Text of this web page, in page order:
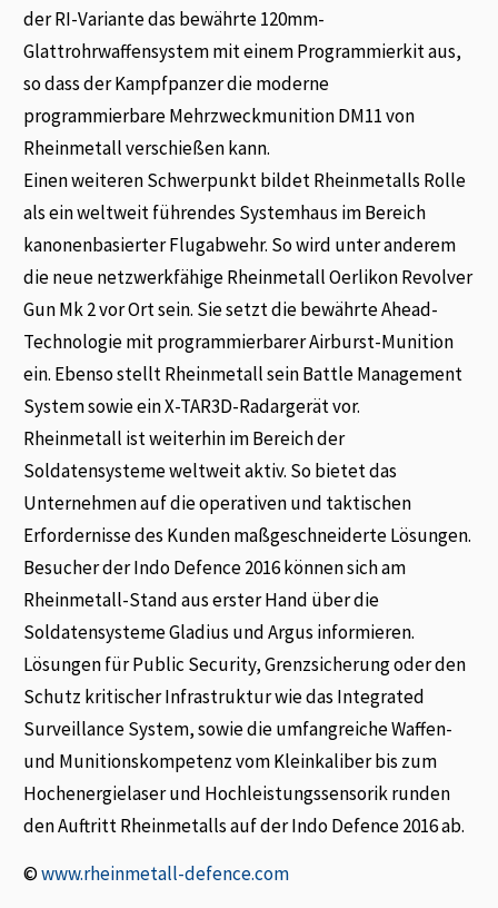
der RI-Variante das bewährte 120mm-
Glattrohrwaffensystem mit einem Programmierkit aus,
so dass der Kampfpanzer die moderne
programmierbare Mehrzweckmunition DM11 von
Rheinmetall verschießen kann.
Einen weiteren Schwerpunkt bildet Rheinmetalls Rolle
als ein weltweit führendes Systemhaus im Bereich
kanonenbasierter Flugabwehr. So wird unter anderem
die neue netzwerkfähige Rheinmetall Oerlikon Revolver
Gun Mk 2 vor Ort sein. Sie setzt die bewährte Ahead-
Technologie mit programmierbarer Airburst-Munition
ein. Ebenso stellt Rheinmetall sein Battle Management
System sowie ein X-TAR3D-Radargerät vor.
Rheinmetall ist weiterhin im Bereich der
Soldatensysteme weltweit aktiv. So bietet das
Unternehmen auf die operativen und taktischen
Erfordernisse des Kunden maßgeschneiderte Lösungen.
Besucher der Indo Defence 2016 können sich am
Rheinmetall-Stand aus erster Hand über die
Soldatensysteme Gladius und Argus informieren.
Lösungen für Public Security, Grenzsicherung oder den
Schutz kritischer Infrastruktur wie das Integrated
Surveillance System, sowie die umfangreiche Waffen-
und Munitionskompetenz vom Kleinkaliber bis zum
Hochenergielaser und Hochleistungssensorik runden
den Auftritt Rheinmetalls auf der Indo Defence 2016 ab.
©www.rheinmetall-defence.com